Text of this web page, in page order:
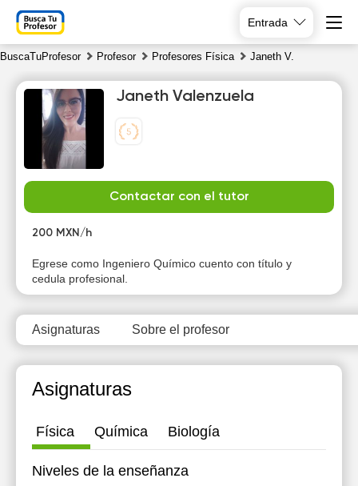
Entrada
BuscaTuProfesor Profesor Profesores Física Janeth V.
Janeth Valenzuela
Contactar con el tutor
200 MXN/h
Egrese como Ingeniero Químico cuento con título y
cedula profesional.
Asignaturas Sobre el profesor
Asignaturas
Física Química Biología
Niveles de la enseñanza
10
Tu
11
We
12
13
18:00
20:00
18:00 18:00 18:00